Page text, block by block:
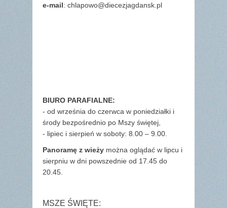
e-mail: chlapowo@diecezjagdansk.pl
BIURO PARAFIALNE:
- od września do czerwca w poniedziałki i
środy bezpośrednio po Mszy świętej,
- lipiec i sierpień w soboty: 8.00 – 9.00.
Panoramę z wieży można oglądać w lipcu i
sierpniu w dni powszednie od 17.45 do
20.45.
MSZE ŚWIĘTE: